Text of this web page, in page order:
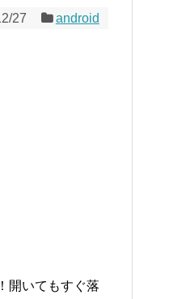
27 android
開いてもすぐ落